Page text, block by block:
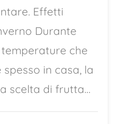
Effetti
Durante
temperature che
in casa, la
scelta di frutta…